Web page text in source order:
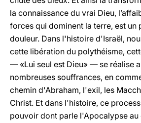
la connaissance du vrai Dieu,
forces qui dominent la terre, est un
douleur. Dans l'histoire d'Israël,
cette libération du polythéisme,
— «Lui seul est Dieu» — se réalise
nombreuses souffrances, en
chemin d'Abraham, l'exil, les
Christ. Et dans l'histoire, ce
pouvoir dont parle l'Apocalypse au